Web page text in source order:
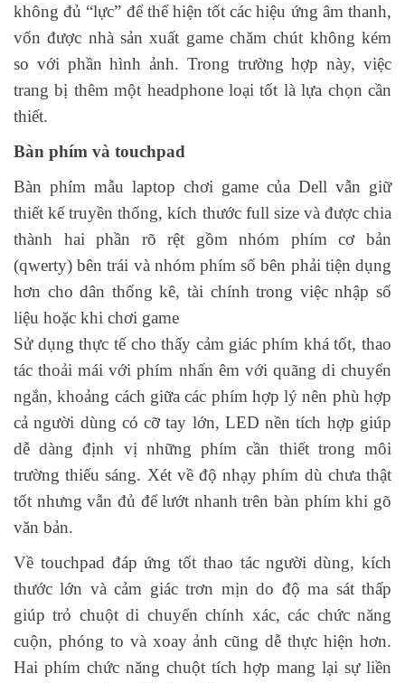
không đủ “lực” để thể hiện tốt các hiệu ứng âm thanh,
vốn được nhà sản xuất game chăm chút không kém
so với phần hình ảnh. Trong trường hợp này, việc
trang bị thêm một headphone loại tốt là lựa chọn cần
thiết.
Bàn phím và touchpad
Bàn phím mẫu laptop chơi game của Dell vẫn giữ
thiết kế truyền thống, kích thước full size và được chia
thành hai phần rõ rệt gồm nhóm phím cơ bản
(qwerty) bên trái và nhóm phím số bên phải tiện dụng
hơn cho dân thống kê, tài chính trong việc nhập số
liệu hoặc khi chơi game
Sử dụng thực tế cho thấy cảm giác phím khá tốt, thao
tác thoải mái với phím nhấn êm với quãng di chuyển
ngắn, khoảng cách giữa các phím hợp lý nên phù hợp
cả người dùng có cỡ tay lớn, LED nền tích hợp giúp
dễ dàng định vị những phím cần thiết trong môi
trường thiếu sáng. Xét về độ nhạy phím dù chưa thật
tốt nhưng vẫn đủ để lướt nhanh trên bàn phím khi gõ
văn bản.
Về touchpad đáp ứng tốt thao tác người dùng, kích
thước lớn và cảm giác trơn mịn do độ ma sát thấp
giúp trỏ chuột di chuyển chính xác, các chức năng
cuộn, phóng to và xoay ảnh cũng dễ thực hiện hơn.
Hai phím chức năng chuột tích hợp mang lại sự liền